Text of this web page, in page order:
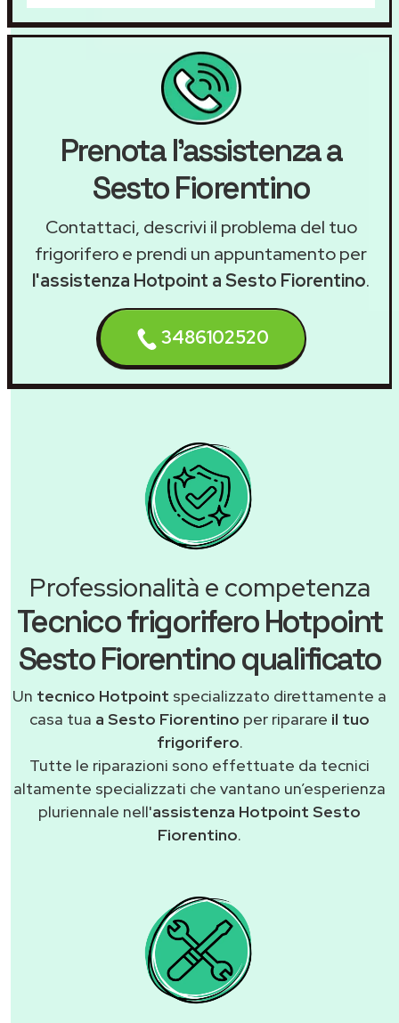
Prenota l'assistenza a
Sesto Fiorentino
Contattaci, descrivi il problema del tuo
frigorifero e prendi un appuntamento per
l'assistenza Hotpoint a Sesto Fiorentino.
3486102520
Professionalità e competenza
Tecnico frigorifero Hotpoint
Sesto Fiorentino qualificato
Un tecnico Hotpoint specializzato direttamente a
casa tua a Sesto Fiorentino per riparare il tuo
frigorifero.
Tutte le riparazioni sono effettuate da tecnici
altamente specializzati che vantano un’esperienza
pluriennale nell'assistenza Hotpoint Sesto
Fiorentino.